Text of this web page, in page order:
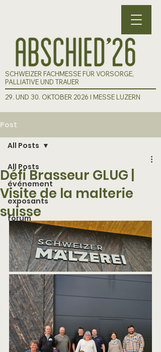
SCHWEIZER FACHMESSE FÜR VORSORGE,
PALLIATIVE UND TRAUER
29. UND 30. OKTOBER 2026 I MESSE LUZERN
Post
All Posts
événement
exposants
forum
All Posts
Défi Brasseur GLUG |
Visite de la malterie
suisse